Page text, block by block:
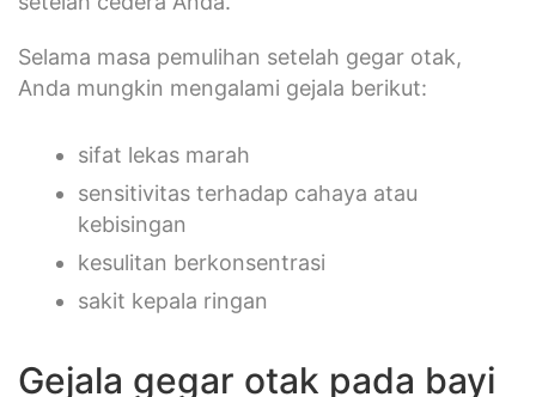
Selama masa pemulihan setelah gegar otak,
Anda mungkin mengalami gejala berikut:
sifat lekas marah
sensitivitas terhadap cahaya atau
kebisingan
kesulitan berkonsentrasi
sakit kepala ringan
Gejala gegar otak pada bayi